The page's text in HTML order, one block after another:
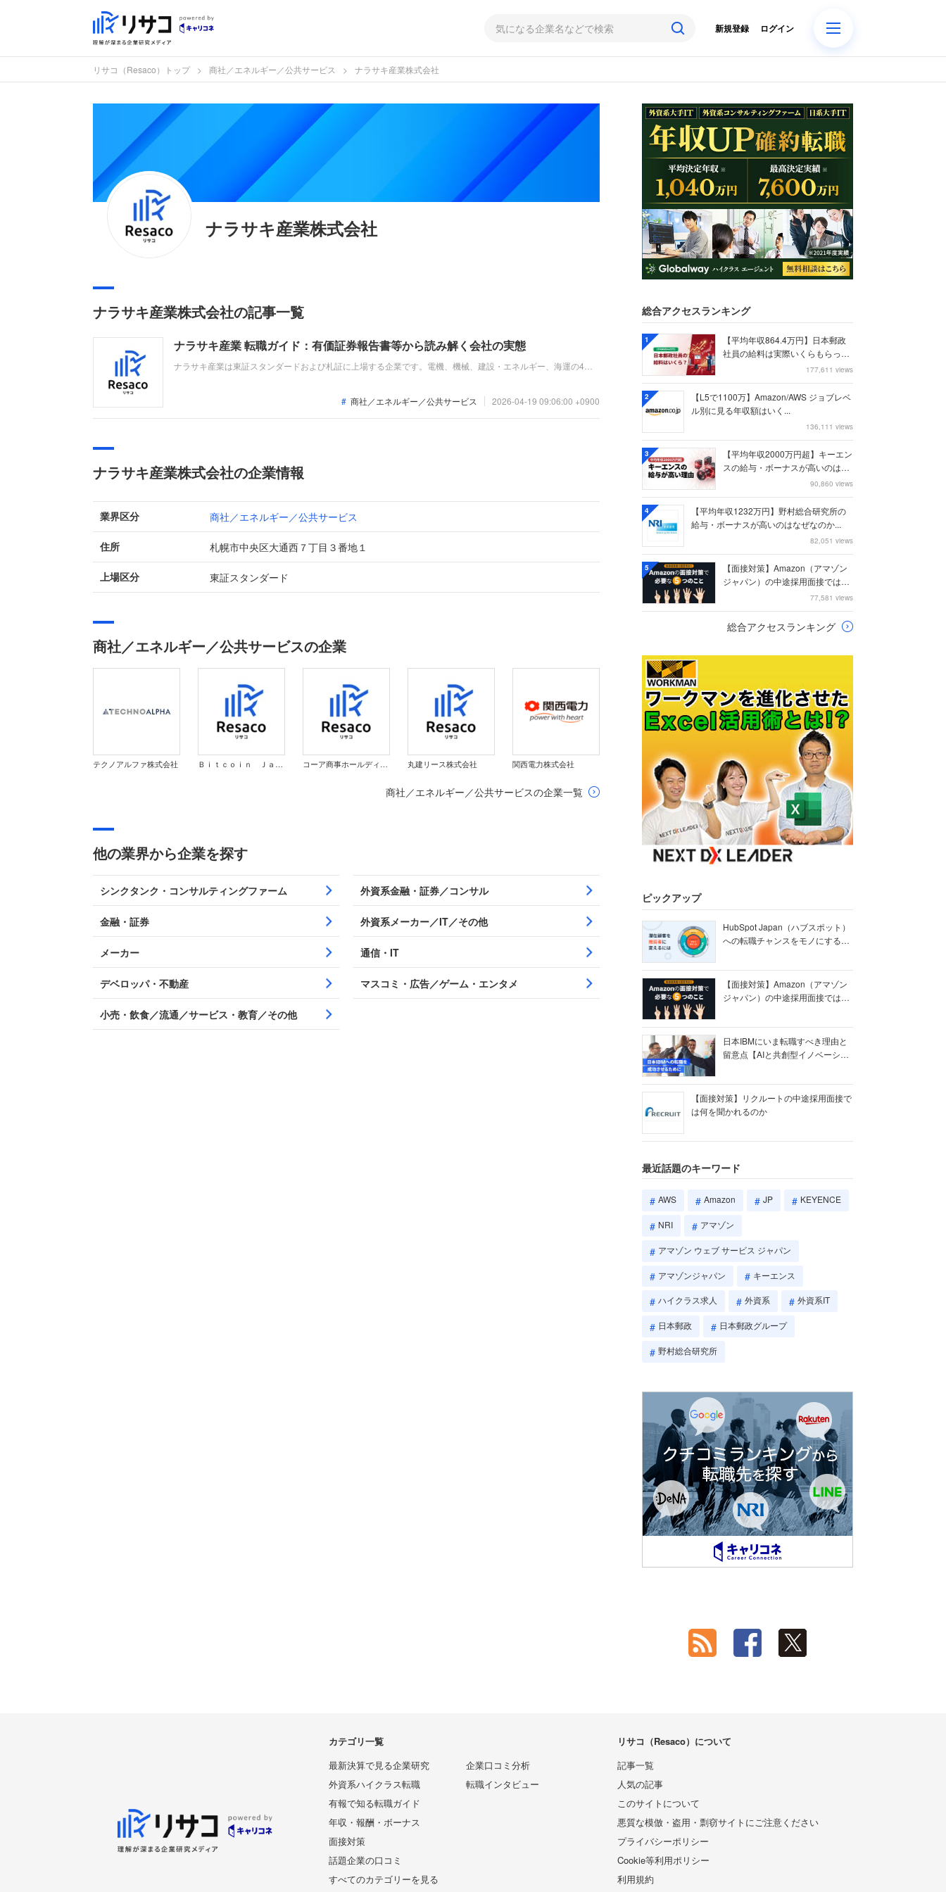
ログイン
新規登録
リサコ（Resaco）トップ 商社／エネルギー／公共サービス ナラサキ産業株式会社
ナラサキ産業株式会社
ナラサキ産業株式会社の記事一覧
ナラサキ産業 転職ガイド：有価証券報告書等から読み解く会社の実態
ナラサキ産業は東証スタンダードおよび札証に上場する企業です。電機、機械、建設・エネルギー、海運の4つ
商社／エネルギー／公共サービス 2026-04-19 09:06:00 +0900
ナラサキ産業株式会社の企業情報
業界区分 商社／エネルギー／公共サービス
住所 札幌市中央区大通西７丁目３番地１
上場区分 東証スタンダード
商社／エネルギー／公共サービスの企業
テクノアルファ株式会社 Ｂｉｔｃｏｉｎ Ｊａｐａｎ株式会社 コーア商事ホールディングス株式会社 丸建リース株式会社 関西電力株式会社
商社／エネルギー／公共サービスの企業一覧
他の業界から企業を探す
シンクタンク・コンサルティングファーム 外資系金融・証券／コンサル
金融・証券 外資系メーカー／IT／その他
メーカー 通信・IT
デベロッパ・不動産 マスコミ・広告／ゲーム・エンタメ
小売・飲食／流通／サービス・教育／その他
総合アクセスランキング
1
【平均年収864.4万円】日本郵政
社員の給料は実際いくらもらって
177,611 views
2
【L5で1100万】Amazon/AWS ジョブレベ
ル別に見る年収額はいく...
136,111 views
3
【平均年収2000万円超】キーエン
スの給与・ボーナスが高いのはな
90,860 views
4
【平均年収1232万円】野村総合研究所の
給与・ボーナスが高いのはなぜなのか...
82,051 views
5
【面接対策】Amazon（アマゾン
ジャパン）の中途採用面接では何
77,581 views
総合アクセスランキング
ピックアップ
HubSpot Japan（ハブスポット）
への転職チャンスをモノにする
【面接対策】Amazon（アマゾン
ジャパン）の中途採用面接では何
日本IBMにいま転職すべき理由と
留意点【AIと共創型イノベーショ
【面接対策】リクルートの中途採用面接で
は何を聞かれるのか
最近話題のキーワード
AWS Amazon JP KEYENCE
NRI アマゾン
アマゾン ウェブ サービス ジャパン
アマゾンジャパン キーエンス
ハイクラス求人 外資系 外資系IT
日本郵政 日本郵政グループ
野村総合研究所
カテゴリ一覧
最新決算で見る企業研究
外資系ハイクラス転職
有報で知る転職ガイド
年収・報酬・ボーナス
面接対策
話題企業の口コミ
企業口コミ分析
転職インタビュー
すべてのカテゴリーを見る
リサコ（Resaco）について
記事一覧
人気の記事
このサイトについて
悪質な模倣・盗用・剽窃サイトにご注意ください
プライバシーポリシー
Cookie等利用ポリシー
利用規約